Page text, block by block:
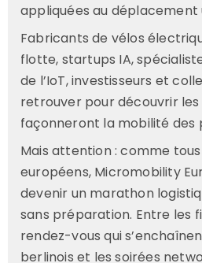
appliquées au déplacement
Fabricants de vélos
flotte, startups IA,
de l’IoT, investisseurs et
retrouver pour découvrir
façonneront la mobilité des
Mais attention : comme
européens, Micromobility
devenir un marathon
sans préparation. Entre les
rendez-vous qui
berlinois et les soirées